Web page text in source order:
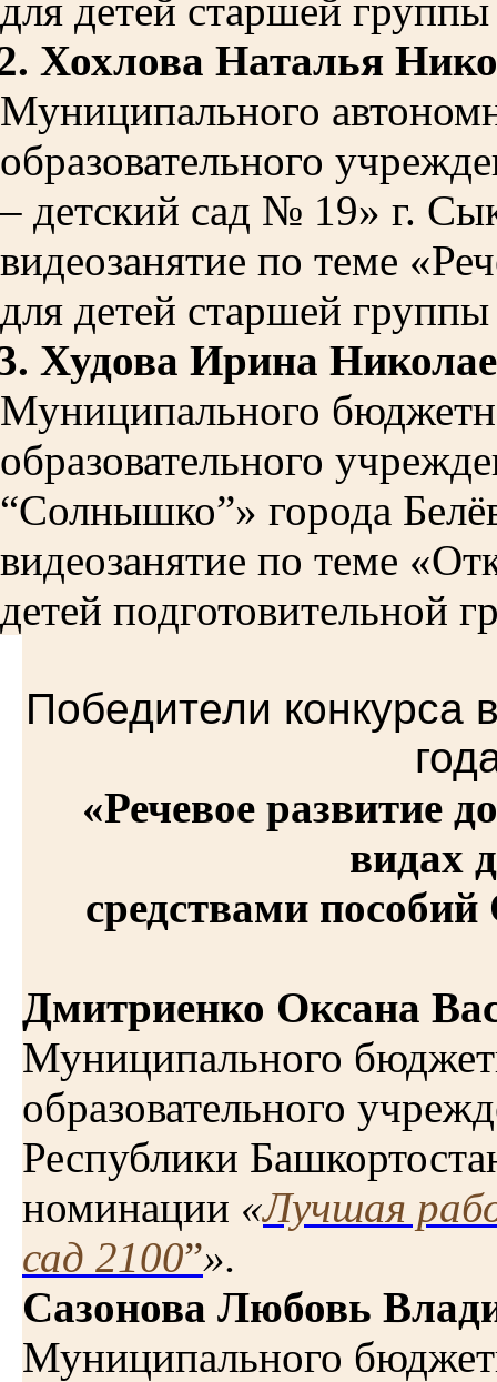
для детей старшей
Хохлова Наталья
Муниципального
образовательного
– детский сад № 19» г.
видеозанятие по теме
для детей старшей
Худова Ирина
Муниципального
образовательного
“Солнышко”» города
видеозанятие по теме
детей подготовительной
Победители конкурса
«Речевое развитие
видах
средствами
Дмитриенко Оксана
Муниципального
образовательного
Республики
номинации «Лучшая
сад 2100”».
Сазонова Любовь
Муниципального